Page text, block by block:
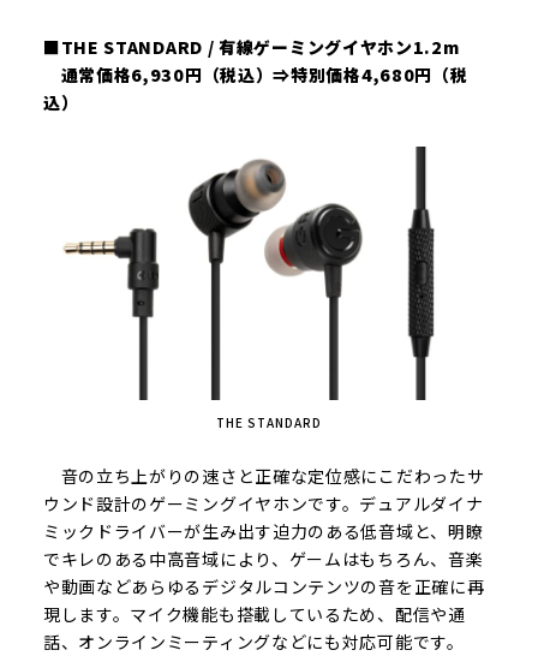
■THE STANDARD / 有線ゲーミングイヤホン1.2m
通常価格6,930円（税込）⇒特別価格4,680円（税
込）
THE STANDARD
音の立ち上がりの速さと正確な定位感にこだわったサ
ウンド設計のゲーミングイヤホンです。デュアルダイナ
ミックドライバーが生み出す迫力のある低音域と、明瞭
でキレのある中高音域により、ゲームはもちろん、音楽
や動画などあらゆるデジタルコンテンツの音を正確に再
現します。マイク機能も搭載しているため、配信や通
話、オンラインミーティングなどにも対応可能です。